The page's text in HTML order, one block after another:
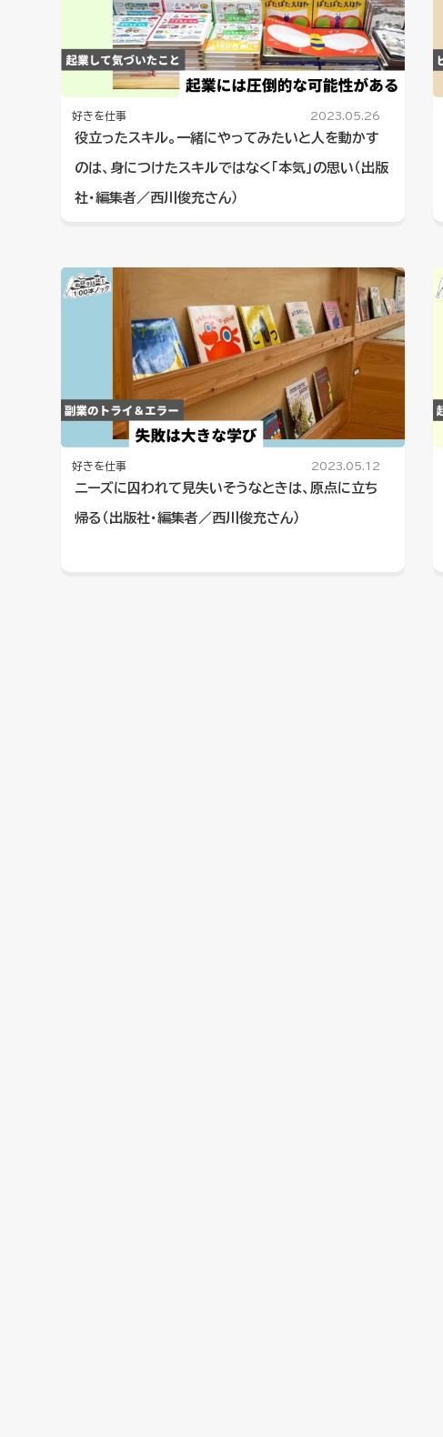
好きを仕事 2023.05.26
役立ったスキル。一緒にやってみたいと人を動かす
のは、身につけたスキルではなく「本気」の思い（出版
社・編集者／西川俊充さん）
好きを仕事 2023.05.12
ニーズに囚われて見失いそうなときは、原点に立ち
帰る（出版社・編集者／西川俊充さん）